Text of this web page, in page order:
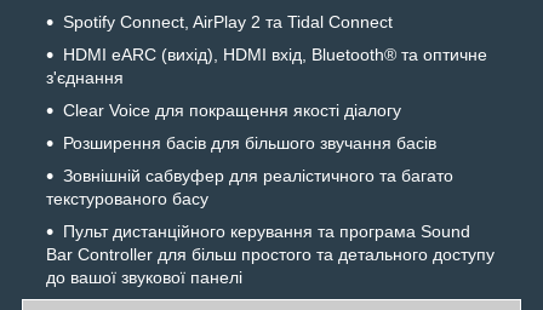
Spotify Connect, AirPlay 2 та Tidal Connect
HDMI eARC (вихід), HDMI вхід, Bluetooth® та оптичне
з'єднання
Clear Voice для покращення якості діалогу
Розширення басів для більшого звучання басів
Зовнішній сабвуфер для реалістичного та багато
текстурованого басу
Пульт дистанційного керування та програма Sound
Bar Controller для більш простого та детального доступу
до вашої звукової панелі